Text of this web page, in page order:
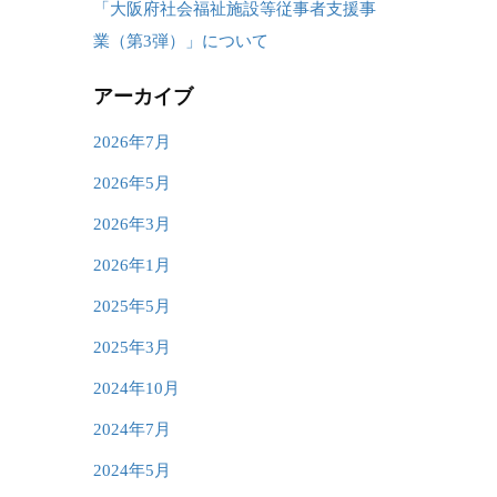
「大阪府社会福祉施設等従事者支援事
業（第3弾）」について
アーカイブ
2026年7月
2026年5月
2026年3月
2026年1月
2025年5月
2025年3月
2024年10月
2024年7月
2024年5月